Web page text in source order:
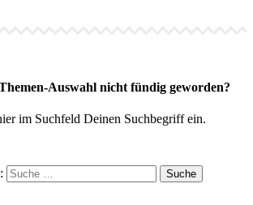
Auswahl nicht fündig geworden?
im Suchfeld Deinen Suchbegriff ein.